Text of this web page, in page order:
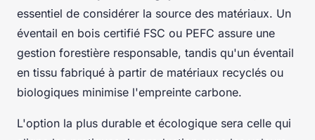
essentiel de considérer la source des matériaux. Un
éventail en bois certifié FSC ou PEFC assure une
gestion forestière responsable, tandis qu'un éventail
en tissu fabriqué à partir de matériaux recyclés ou
biologiques minimise l'empreinte carbone.
L'option la plus durable et écologique sera celle qui